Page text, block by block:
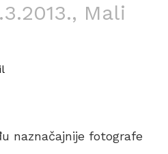
, Mali
naznačajnije fotografe